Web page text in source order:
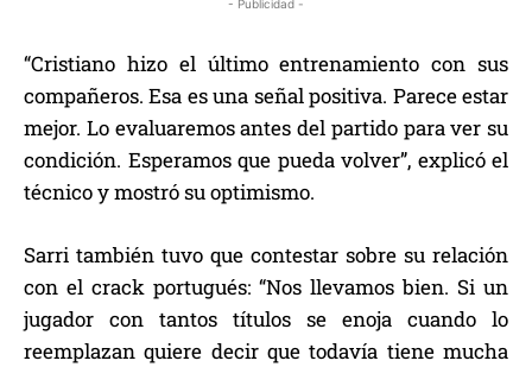
- Publicidad -
“Cristiano hizo el último entrenamiento con sus
compañeros. Esa es una señal positiva. Parece estar
mejor. Lo evaluaremos antes del partido para ver su
condición. Esperamos que pueda volver”, explicó el
técnico y mostró su optimismo.
Sarri también tuvo que contestar sobre su relación
con el crack portugués: “Nos llevamos bien. Si un
jugador con tantos títulos se enoja cuando lo
reemplazan quiere decir que todavía tiene mucha